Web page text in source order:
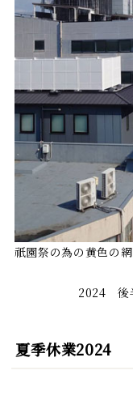
祇園祭の為の黄色の
2024 後
夏季休業2024